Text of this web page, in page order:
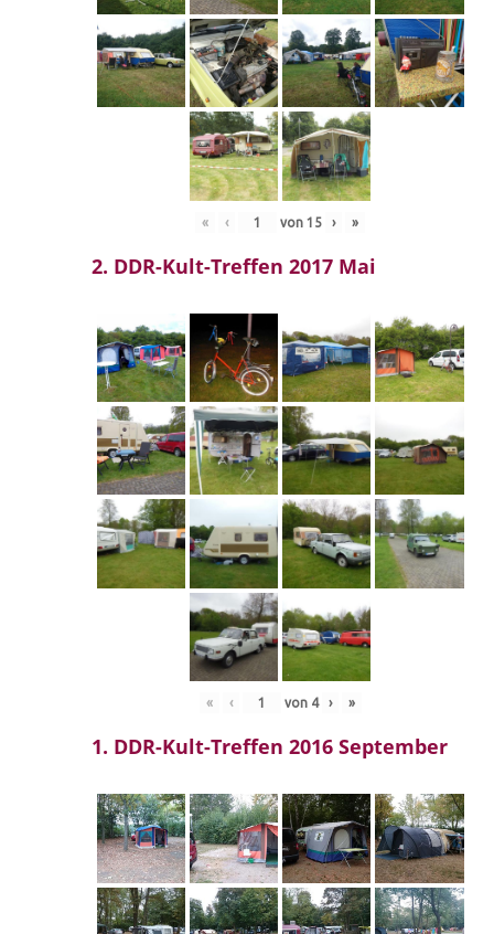
« ‹ von 15 › »
2. DDR-Kult-Treffen 2017 Mai
« ‹ von 4 › »
1. DDR-Kult-Treffen 2016 September